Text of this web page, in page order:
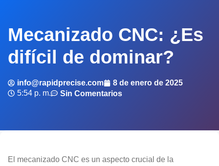
Mecanizado CNC: ¿Es
difícil de dominar?
info@rapidprecise.com
8 de enero de 2025
5:54 p. m.
Sin Comentarios
El mecanizado CNC es un aspecto crucial de la